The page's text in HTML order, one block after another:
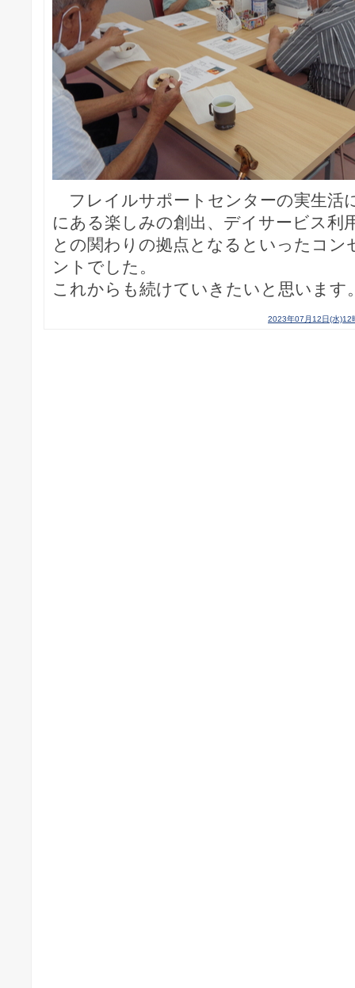
フレイルサポートセンターの実生活
にある楽しみの創出、デイサービス利
との関わりの拠点となるといったコ
ントでした。
これからも続けていきたいと思います
2023年07月12日(水)12